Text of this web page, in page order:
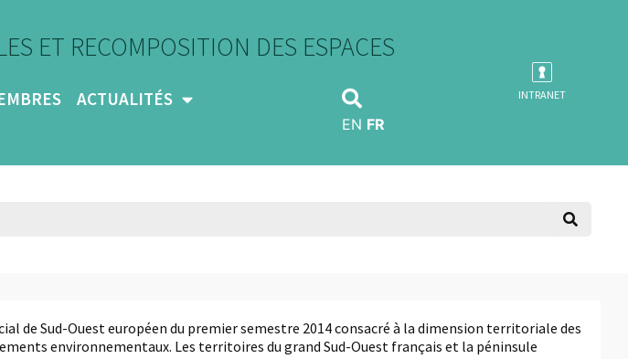
ET RECOMPOSITION DES ESPACES
ACTUALITÉS
EN FR
INTRANET
de Sud-Ouest européen du premier semestre 2014 consacré à la dimension territoriale des
environnementaux. Les territoires du grand Sud-Ouest français et la péninsule